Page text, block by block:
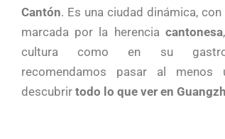
Cantón. Es una ciudad dinámica,
marcada por la herencia cantonesa
cultura como en su
recomendamos pasar al menos
descubrir todo lo que ver en